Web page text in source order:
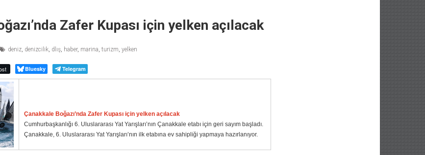
Zafer Kupası için yelken açılacak
deniz, denizcilik, dlış, haber, marina, turizm, yelken
Bluesky Telegram
Çanakkale Boğazı’nda Zafer Kupası için yelken açılacak
Cumhurbaşkanlığı 6. Uluslararası Yat Yarışları’nın Çanakkale etabı için geri sayım başladı.
Çanakkale, 6. Uluslararası Yat Yarışları’nın ilk etabına ev sahipliği yapmaya hazırlanıyor.